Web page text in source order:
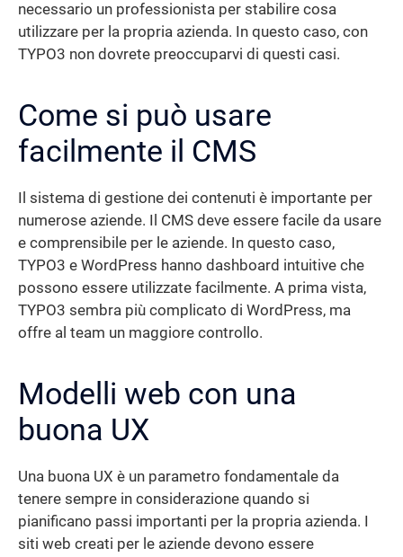
necessario un professionista per stabilire cosa
utilizzare per la propria azienda. In questo caso, con
TYPO3 non dovrete preoccuparvi di questi casi.
Come si può usare
facilmente il CMS
Il sistema di gestione dei contenuti è importante per
numerose aziende. Il CMS deve essere facile da usare
e comprensibile per le aziende. In questo caso,
TYPO3 e WordPress hanno dashboard intuitive che
possono essere utilizzate facilmente. A prima vista,
TYPO3 sembra più complicato di WordPress, ma
offre al team un maggiore controllo.
Modelli web con una
buona UX
Una buona UX è un parametro fondamentale da
tenere sempre in considerazione quando si
pianificano passi importanti per la propria azienda. I
siti web creati per le aziende devono essere